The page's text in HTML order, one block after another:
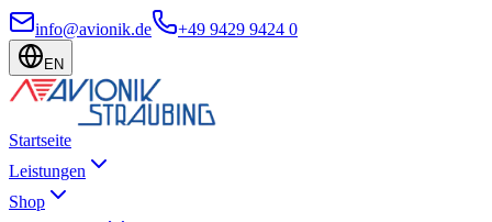
info@avionik.de +49 9429 9424 0
EN
Startseite
Leistungen
Shop